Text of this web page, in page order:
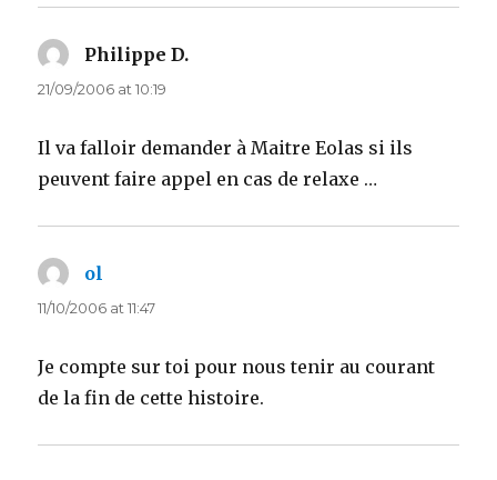
Philippe D.
21/09/2006 at 10:19
Il va falloir demander à Maitre Eolas si ils
peuvent faire appel en cas de relaxe …
ol
11/10/2006 at 11:47
Je compte sur toi pour nous tenir au courant
de la fin de cette histoire.